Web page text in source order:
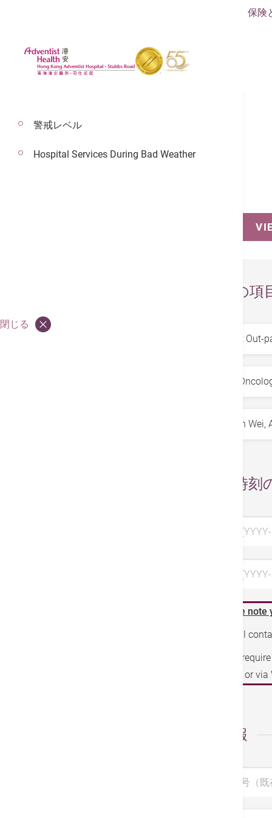
保険
お求めの項
日付と時刻
希望日 1
希望日 3
Please
We will
If you
phone or
個人情報
診察券番号（
警戒レベル
Hospital Services During Bad Weather
閉じる